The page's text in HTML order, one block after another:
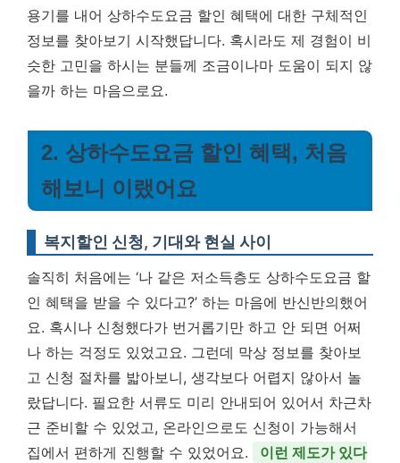
용기를 내어 상하수도요금 할인 혜택에 대한 구체적인
정보를 찾아보기 시작했답니다. 혹시라도 제 경험이 비
슷한 고민을 하시는 분들께 조금이나마 도움이 되지 않
을까 하는 마음으로요.
2. 상하수도요금 할인 혜택, 처음
해보니 이랬어요
복지할인 신청, 기대와 현실 사이
솔직히 처음에는 ‘나 같은 저소득층도 상하수도요금 할
인 혜택을 받을 수 있다고?’ 하는 마음에 반신반의했어
요. 혹시나 신청했다가 번거롭기만 하고 안 되면 어쩌
나 하는 걱정도 있었고요. 그런데 막상 정보를 찾아보
고 신청 절차를 밟아보니, 생각보다 어렵지 않아서 놀
랐답니다. 필요한 서류도 미리 안내되어 있어서 차근차
근 준비할 수 있었고, 온라인으로도 신청이 가능해서
집에서 편하게 진행할 수 있었어요.
이런 제도가 있다